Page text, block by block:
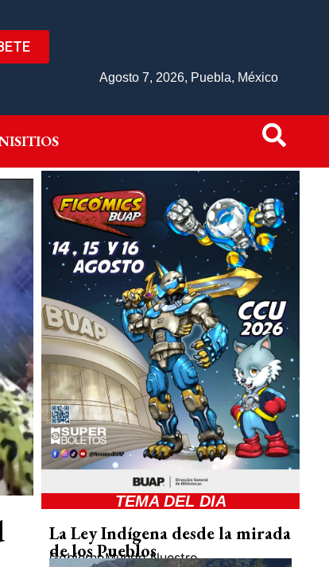
Agosto 7, 2026, Puebla, México
MINISITIOS
TEMA DEL DIA
La Ley Indígena desde la mirada
de los Pueblos
GobiernoMundo Nuestro